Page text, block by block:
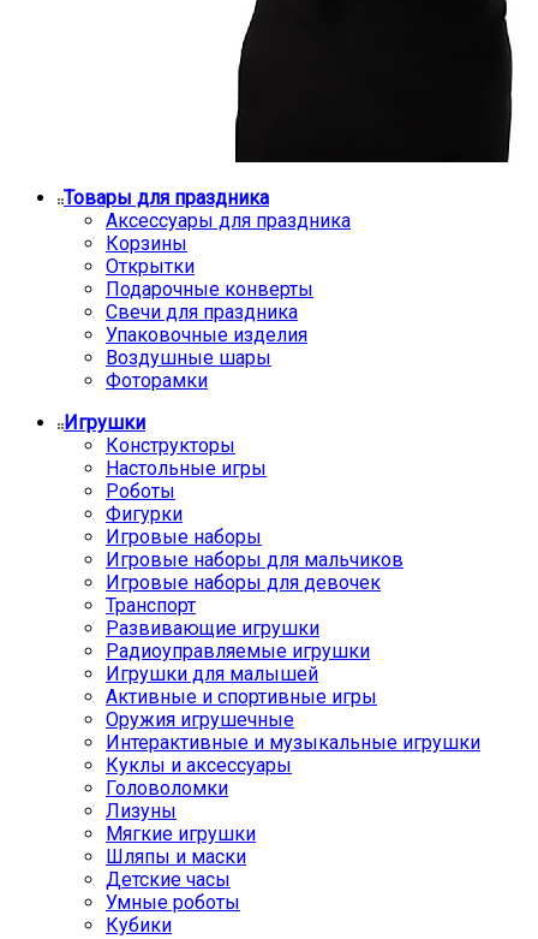
Товары для праздника
Аксессуары для праздника
Корзины
Открытки
Подарочные конверты
Свечи для праздника
Упаковочные изделия
Воздушные шары
Фоторамки
Игрушки
Конструкторы
Настольные игры
Роботы
Фигурки
Игровые наборы
Игровые наборы для мальчиков
Игровые наборы для девочек
Транспорт
Развивающие игрушки
Радиоуправляемые игрушки
Игрушки для малышей
Активные и спортивные игры
Оружия игрушечные
Интерактивные и музыкальные игрушки
Куклы и аксессуары
Головоломки
Лизуны
Мягкие игрушки
Шляпы и маски
Детские часы
Умные роботы
Кубики